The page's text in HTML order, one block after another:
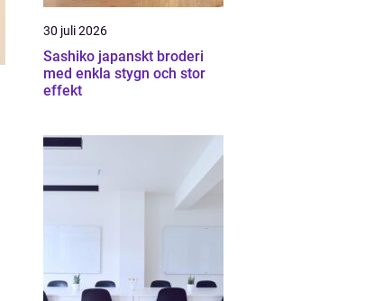
30 juli 2026
Sashiko japanskt broderi
med enkla stygn och stor
effekt